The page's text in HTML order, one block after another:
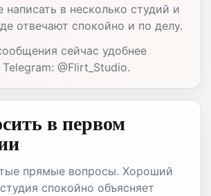
в несколько студий и
отвечают спокойно и по делу.
сейчас удобнее
@Flirt_Studio.
в первом
прямые вопросы. Хороший
спокойно объясняет